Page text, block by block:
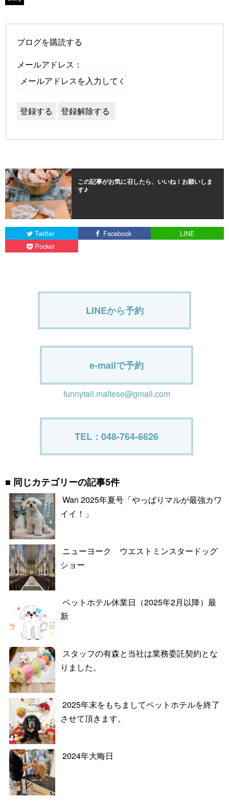
ブログを購読する
メールアドレス：
この記事がお気に召したら、いいね！お願いしま
す♪
Twitter Facebook
LINE
Pocket
LINEから予約
e-mailで予約
funnytail.maltese@gmail.com
TEL：048-764-6626
同じカテゴリーの記事5件
Wan 2025年夏号「やっぱりマルが最強カワ
イイ！」
ニューヨーク ウエストミンスタードッグ
ショー
ペットホテル休業日（2025年2月以降）最
新
スタッフの有森と当社は業務委託契約とな
りました。
2025年末をもちましてペットホテルを終了
させて頂きます。
2024年大晦日